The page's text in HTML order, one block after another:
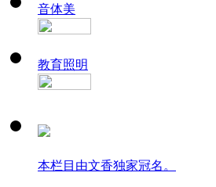
音体美
教育照明
本栏目由文香独家冠名。